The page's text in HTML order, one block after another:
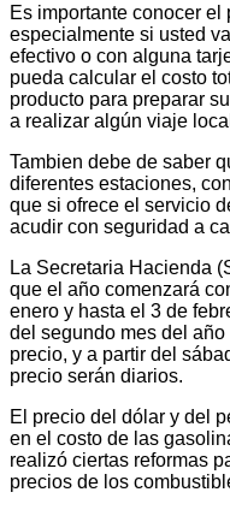
Es importante conocer
especialmente si usted
efectivo o con alguna
pueda calcular el costo
producto para preparar
a realizar algún viaje
Tambien debe de saber
diferentes estaciones,
que si ofrece el servicio
acudir con seguridad a
La Secretaria Hacienda
que el año comenzará
enero y hasta el 3 de
del segundo mes del
precio, y a partir del
precio serán diarios.
El precio del dólar y del
en el costo de las
realizó ciertas reformas
precios de los